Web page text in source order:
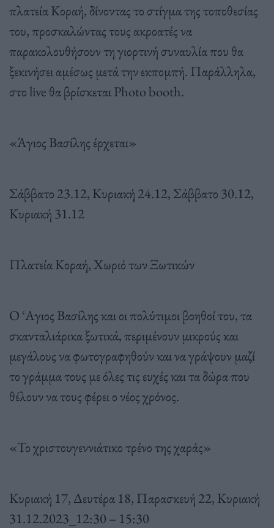
πλατεία Κοραή, δίνοντας το στίγμα της τοποθεσίας
του, προσκαλώντας τους ακροατές να
παρακολουθήσουν τη γιορτινή συναυλία που θα
ξεκινήσει αμέσως μετά την εκπομπή. Παράλληλα,
στο live θα βρίσκεται Photo booth.
«Άγιος Βασίλης έρχεται»
Σάββατο 23.12, Κυριακή 24.12, Σάββατο 30.12,
Κυριακή 31.12
Πλατεία Κοραή, Χωριό των Ξωτικών
Ο ‘Αγιος Βασίλης και οι πολύτιμοι βοηθοί του, τα
σκανταλιάρικα ξωτικά, περιμένουν μικρούς και
μεγάλους να φωτογραφηθούν και να γράψουν μαζί
το γράμμα τους με όλες τις ευχές και τα δώρα που
θέλουν να τους φέρει ο νέος χρόνος.
«Το χριστουγεννιάτικο τρένο της χαράς»
Κυριακή 17, Δευτέρα 18, Παρασκευή 22, Κυριακή
31.12.2023_12:30 – 15:30